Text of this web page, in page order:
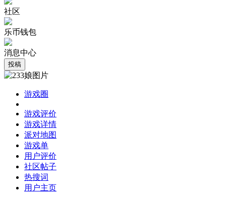
社区
乐币钱包
消息中心
投稿
游戏圈
游戏评价
游戏详情
派对地图
游戏单
用户评价
社区帖子
热搜词
用户主页